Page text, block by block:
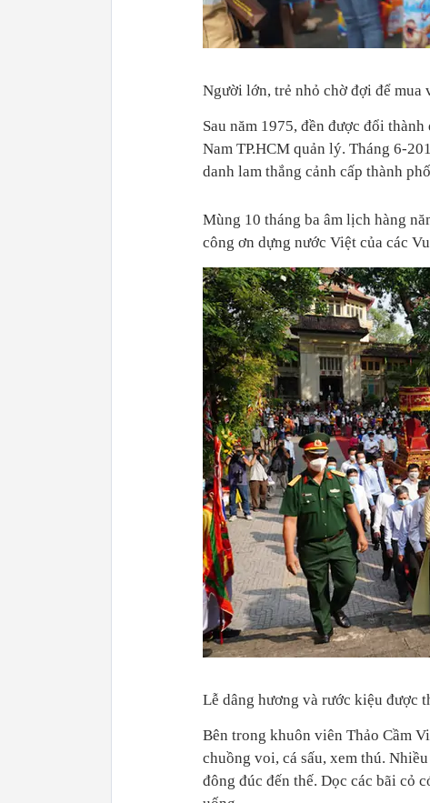
Người lớn, trẻ nhỏ chờ đợi để mua
Sau năm 1975, đền được đổi
Nam TP.HCM quản lý. Tháng 6-
danh lam thắng cảnh cấp thành
Mùng 10 tháng ba âm lịch hàng
công ơn dựng nước Việt của các
Lễ dâng hương và rước kiệu được
Bên trong khuôn viên Thảo Cầm
chuồng voi, cá sấu, xem thú.
đông đúc đến thế. Dọc các bãi cỏ